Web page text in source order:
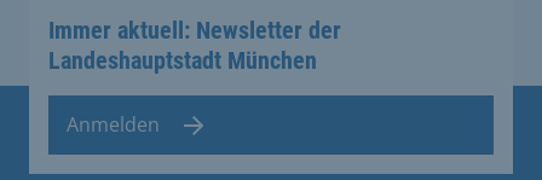
Immer aktuell: Newsletter der
Landeshauptstadt München
Anmelden